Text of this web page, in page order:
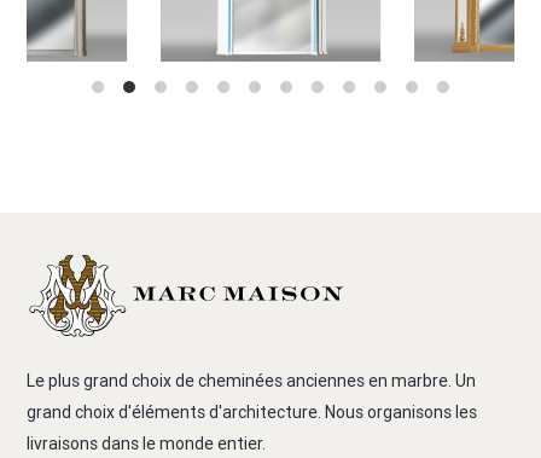
Le plus grand choix de cheminées anciennes en marbre. Un
grand choix d'éléments d'architecture. Nous organisons les
livraisons dans le monde entier.